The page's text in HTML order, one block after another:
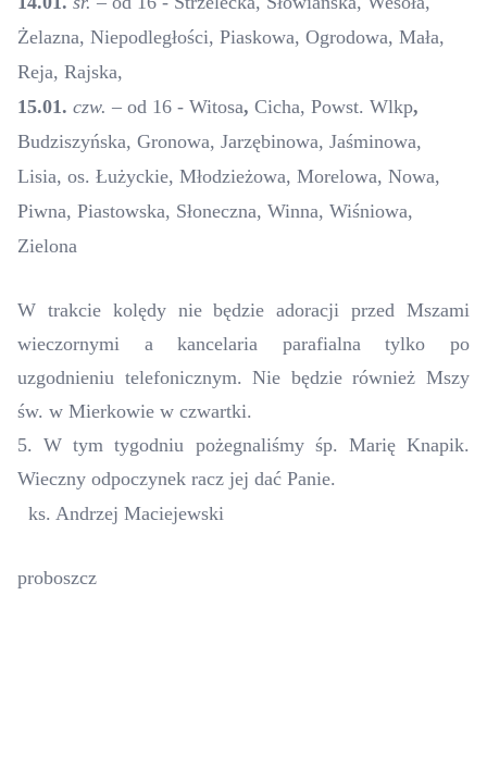
Żelazna, Niepodległości, Piaskowa, Ogrodowa, Mała,
Reja, Rajska,
15.01. czw. – od 16 - Witosa, Cicha, Powst. Wlkp,
Budziszyńska, Gronowa, Jarzębinowa, Jaśminowa,
Lisia, os. Łużyckie, Młodzieżowa, Morelowa, Nowa,
Piwna, Piastowska, Słoneczna, Winna, Wiśniowa,
Zielona
W trakcie kolędy nie będzie adoracji przed Mszami
wieczornymi a kancelaria parafialna tylko po
uzgodnieniu telefonicznym. Nie będzie również Mszy
św. w Mierkowie w czwartki.
5. W tym tygodniu pożegnaliśmy śp. Marię Knapik.
Wieczny odpoczynek racz jej dać Panie.
ks. Andrzej Maciejewski
proboszcz